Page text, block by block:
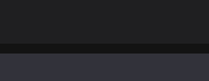
© 2026 AcTVism Munich e.V. |